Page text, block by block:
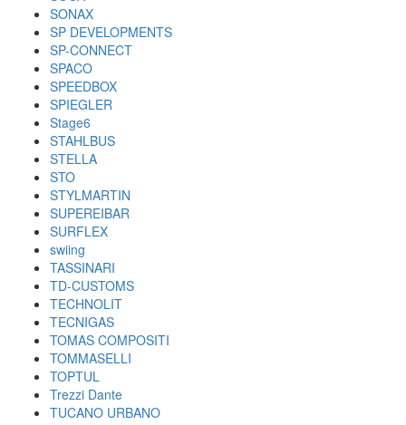
SONAX
SP DEVELOPMENTS
SP-CONNECT
SPACO
SPEEDBOX
SPIEGLER
Stage6
STAHLBUS
STELLA
STO
STYLMARTIN
SUPEREIBAR
SURFLEX
swiing
TASSINARI
TD-CUSTOMS
TECHNOLIT
TECNIGAS
TOMAS COMPOSITI
TOMMASELLI
TOPTUL
Trezzi Dante
TUCANO URBANO